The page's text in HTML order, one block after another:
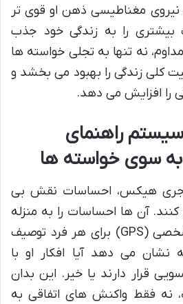
نیروی مغناطیسی ذهن او قوی تر
بیشتری را به زندگی خود جذب
نه تنها به تجلی خواسته ها
کلی زندگی را بهبود می بخشد و
افزایش می دهد.
راهنمای
جری هیکس، احساسات نقش بی
آن ها احساسات را به منزله
یک سیستم راهنمای شخصی (GPS) برای هر فرد توصیف
می دهد آیا افکار او با
قرار دارند یا خیر. این بدان
نه فقط واکنش های اتفاقی به